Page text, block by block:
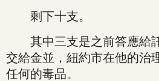
剩下十支。
其中三支是之前答應給
交給金並，紐約市在他的治
任何的毒品。